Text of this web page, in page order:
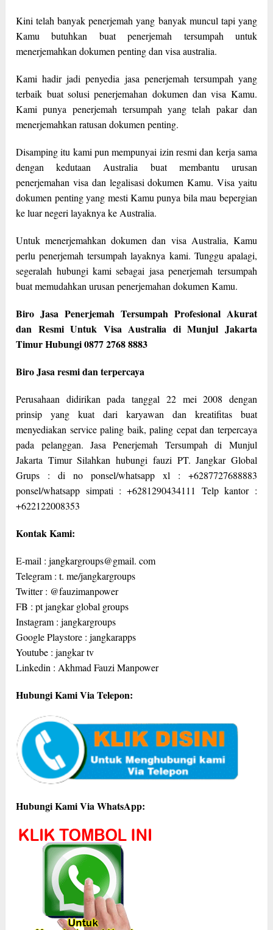
Kini telah banyak penerjemah yang banyak muncul tapi yang
Kamu butuhkan buat penerjemah tersumpah untuk
menerjemahkan dokumen penting dan visa australia.
Kami hadir jadi penyedia jasa penerjemah tersumpah yang
terbaik buat solusi penerjemahan dokumen dan visa Kamu.
Kami punya penerjemah tersumpah yang telah pakar dan
menerjemahkan ratusan dokumen penting.
Disamping itu kami pun mempunyai izin resmi dan kerja sama
dengan kedutaan Australia buat membantu urusan
penerjemahan visa dan legalisasi dokumen Kamu. Visa yaitu
dokumen penting yang mesti Kamu punya bila mau bepergian
ke luar negeri layaknya ke Australia.
Untuk menerjemahkan dokumen dan visa Australia, Kamu
perlu penerjemah tersumpah layaknya kami. Tunggu apalagi,
segeralah hubungi kami sebagai jasa penerjemah tersumpah
buat memudahkan urusan penerjemahan dokumen Kamu.
Biro Jasa Penerjemah Tersumpah Profesional Akurat
dan Resmi Untuk Visa Australia di Munjul Jakarta
Timur Hubungi 0877 2768 8883
Biro Jasa resmi dan terpercaya
Perusahaan didirikan pada tanggal 22 mei 2008 dengan
prinsip yang kuat dari karyawan dan kreatifitas buat
menyediakan service paling baik, paling cepat dan terpercaya
pada pelanggan. Jasa Penerjemah Tersumpah di Munjul
Jakarta Timur Silahkan hubungi fauzi PT. Jangkar Global
Grups : di no ponsel/whatsapp xl : +6287727688883
ponsel/whatsapp simpati : +6281290434111 Telp kantor :
+622122008353
Kontak Kami:
E-mail : jangkargroups@gmail. com
Telegram : t. me/jangkargroups
Twitter : @fauzimanpower
FB : pt jangkar global groups
Instagram : jangkargroups
Google Playstore : jangkarapps
Youtube : jangkar tv
Linkedin : Akhmad Fauzi Manpower
Hubungi Kami Via Telepon:
Hubungi Kami Via WhatsApp: